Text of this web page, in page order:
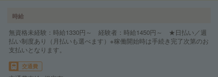
時給
無資格未経験：時給1330円～ 経験者：時給1450円～ ★日払い／週
払い制度あり（月払いも選べます）※稼働開始時は手続き完了次第のお
支払いとなります。
交通費